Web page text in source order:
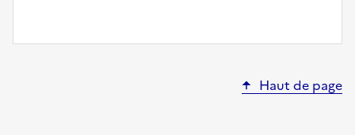
Haut de page